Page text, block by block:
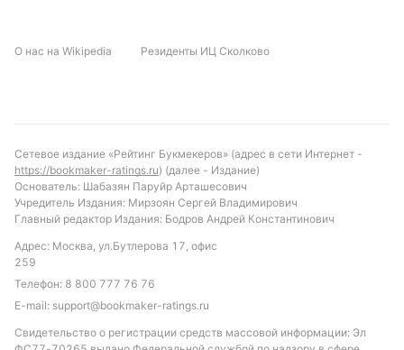
О нас на Wikipedia Резиденты ИЦ Сколково
Сетевое издание «Рейтинг Букмекеров» (адрес в сети Интернет -
https://bookmaker-ratings.ru) (далее - Издание)
Основатель: Шабазян Паруйр Арташесович
Учредитель Издания: Мирзоян Сергей Владимирович
Главный редактор Издания: Бодров Андрей Константинович
Адрес: Москва, ул.Бутлерова 17, офис
259
Телефон: 8 800 777 76 76
E-mail: support@bookmaker-ratings.ru
Свидетельство о регистрации средств массовой информации: Эл